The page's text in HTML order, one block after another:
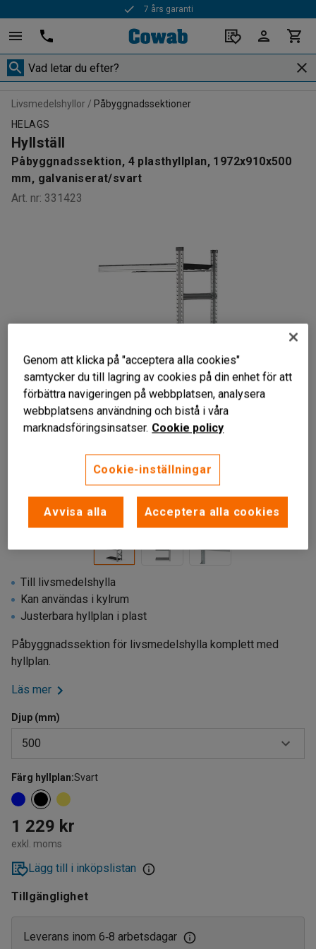
7 års garanti
Livsmedelshyllor
Påbyggnadssektioner
HELAGS
Hyllställ
Påbyggnadssektion, 4 plasthyllplan, 1972x910x500
mm, galvaniserat/svart
Art. nr: 331423
Till livsmedelshylla
Kan användas i kylrum
Justerbara hyllplan i plast
Påbyggnadssektion för livsmedelshylla komplett med
hyllplan.
Läs mer
Djup (mm)
500
400
500
600
Färg hyllplan:Svart
1 229 kr
exkl. moms
Lägg till i inköpslistan
Tillgänglighet
Leverans inom 6‑8 arbetsdagar
Genom att klicka på "acceptera alla cookies"
samtycker du till lagring av cookies på din enhet för att
förbättra navigeringen på webbplatsen, analysera
webbplatsens användning och bistå i våra
marknadsföringsinsatser. Cookie policy
Cookie-inställningar
Avvisa alla Acceptera alla cookies